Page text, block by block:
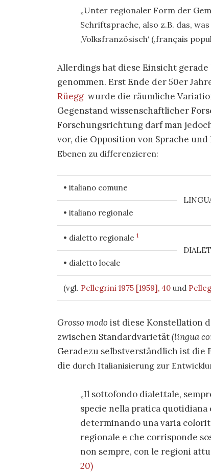
Unter regionaler Form der
Schriftsprache, also z.B. das,
‚Volksfranzösisch‘ (‚français
Allerdings hat diese Einsicht
genommen. Erst Ende der 50er
Rüegg wurde die räumliche
Gegenstand wissenschaftlicher
Forschungsrichtung darf man
vor, die Opposition von Sprache
Ebenen zu differenzieren:
• italiano comune
• italiano regionale
• dialetto regionale 1
• dialetto locale
(vgl. Pellegrini 1975 [1959], 40 und
Grosso modo ist diese Konstellation
zwischen Standardvarietät(lingua
Geradezu selbstverständlich ist die
die durch Italianisierung zur
Il sottofondo dialettale,
specie nella pratica
determinando una varia
regionale e che corrisponde
non sempre, con le regioni
20)